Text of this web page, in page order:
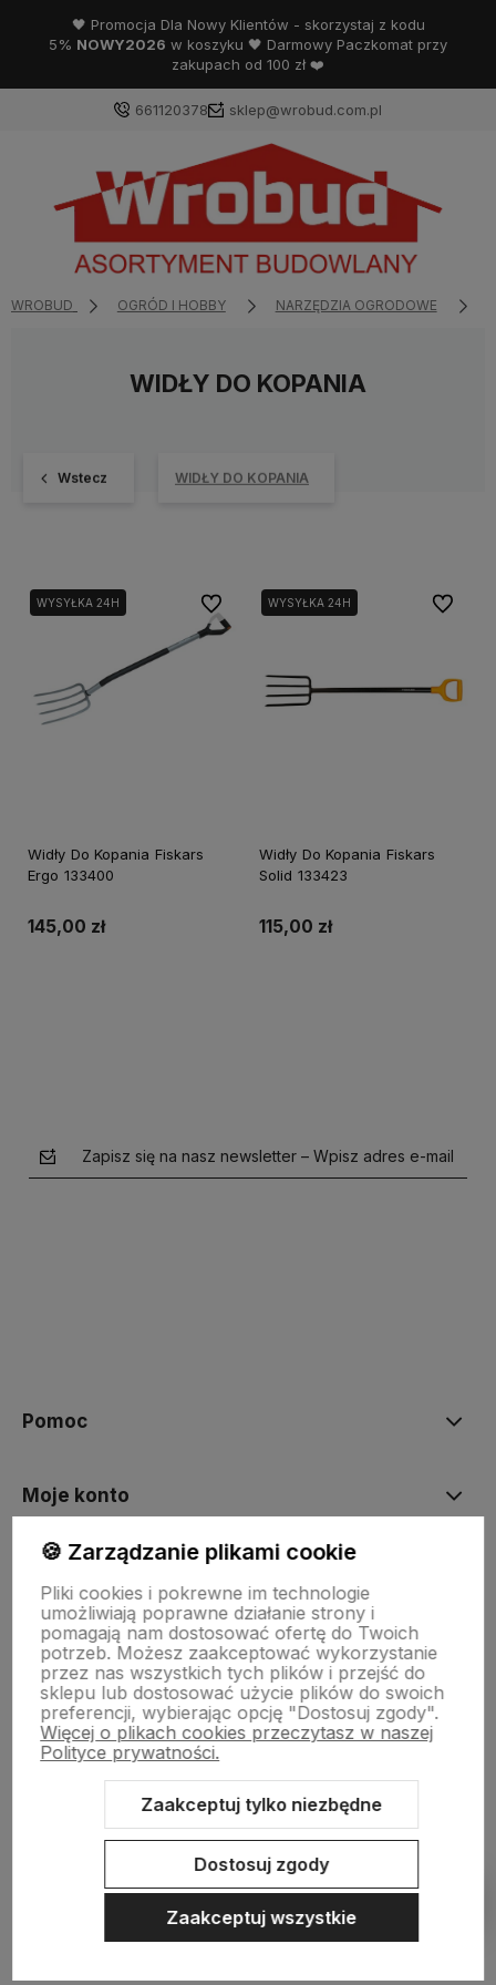
🖤 Promocja Dla Nowy Klientów - skorzystaj z kodu
5% NOWY2026 w koszyku 🖤 Darmowy Paczkomat przy
zakupach od 100 zł ❤️
661120378 sklep@wrobud.com.pl
WROBUD OGRÓD I HOBBY NARZĘDZIA OGRODOWE
WIDŁY DO KOPANIA
Wstecz WIDŁY DO KOPANIA
WYSYŁKA 24H
Widły Do Kopania Fiskars
Ergo 133400
145,00 zł
Do ulubionychWYSYŁKA 24H
Widły Do Kopania Fiskars
Solid 133423
115,00 zł
Do
Zapisz się na nasz newsletter – Wpisz adres e-mail
Pomoc
Moje konto
Płatności i dostawa
Informacje
O nas
Sklep internetowy Shoper.pl Szablon Shoper Modern 3.0™
🍪 Zarządzanie plikami cookie
Pliki cookies i pokrewne im technologie
umożliwiają poprawne działanie strony i
pomagają nam dostosować ofertę do Twoich
potrzeb. Możesz zaakceptować wykorzystanie
przez nas wszystkich tych plików i przejść do
sklepu lub dostosować użycie plików do swoich
preferencji, wybierając opcję "Dostosuj zgody".
Więcej o plikach cookies przeczytasz w naszej
Polityce prywatności.
Zaakceptuj tylko niezbędne
Dostosuj zgody
Zaakceptuj wszystkie